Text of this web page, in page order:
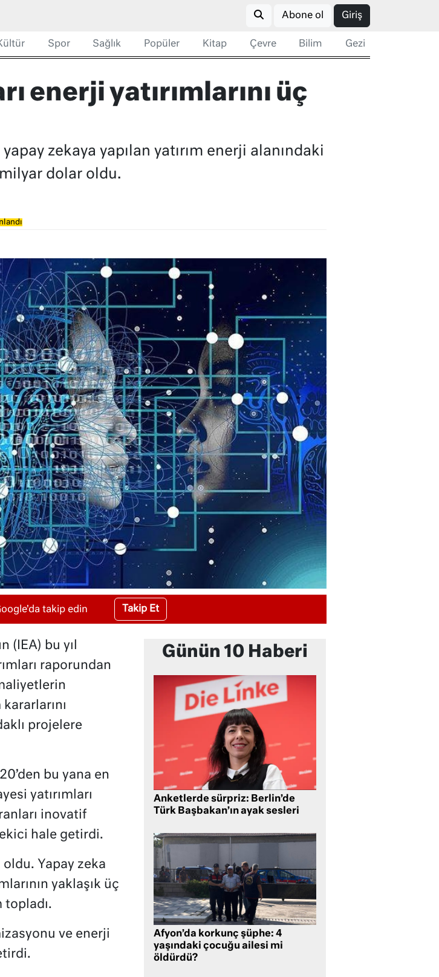
Abone ol Giriş
Spor Sağlık Popüler Kitap Çevre Bilim Gezi
enerji yatırımlarını üç
zekaya yapılan yatırım enerji alanındaki
dolar oldu.
takip edin Takip Et
(IEA) bu yıl
raporundan
projelere
bu yana en
yatırımları
inovatif
hale getirdi.
Yapay zeka
yaklaşık üç
topladı.
ve enerji
Günün 10 Haberi
Anketlerde sürpriz: Berlin’de
Türk Başbakan’ın ayak sesleri
Afyon’da korkunç şüphe: 4
yaşındaki çocuğu ailesi mi
öldürdü?